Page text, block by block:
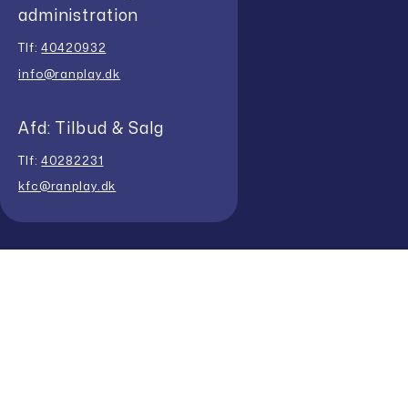
administration
Tlf:40420932
info@ranplay.dk
Afd: Tilbud & Salg
Tlf:40282231
kfc@ranplay.dk